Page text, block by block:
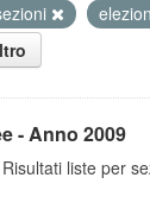
- Anno 2009
liste per